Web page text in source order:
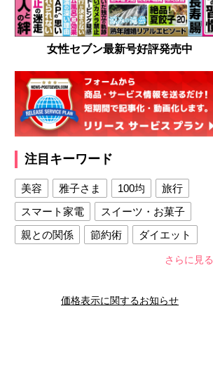
女性セブン最新号好評発売中
注目キーワード
美容 雅子さま 100均
旅行
スマート家電
スイーツ・お菓子
親との関係
節約術
ダイエット
夫との関係
新津春子 どか食い
さらに見る
価格表示に関するお知らせ